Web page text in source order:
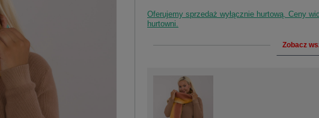
Oferujemy sprzedaż wyłącznie hurtową. Ceny
hurtowni.
Zobacz